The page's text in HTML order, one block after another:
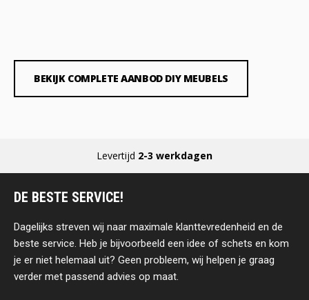
BEKIJK COMPLETE AANBOD DIY MEUBELS
Levertijd 2-3 werkdagen
DE BESTE SERVICE!
Dagelijks streven wij naar maximale klanttevredenheid en de
beste service. Heb je bijvoorbeeld een idee of schets en kom
je er niet helemaal uit? Geen probleem, wij helpen je graag
verder met passend advies op maat.